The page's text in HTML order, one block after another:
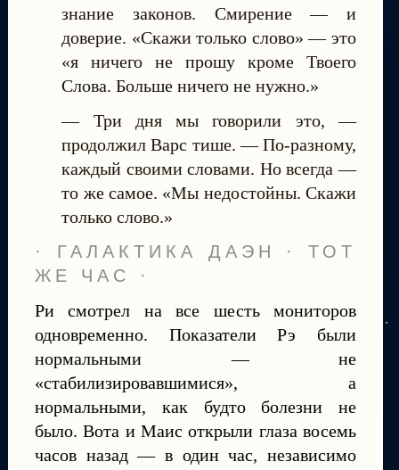
знание законов. Смирение — и
доверие. «Скажи только слово» — это
«я ничего не прошу кроме Твоего
Слова. Больше ничего не нужно.»
— Три дня мы говорили это, —
продолжил Варс тише. — По-разному,
каждый своими словами. Но всегда —
то же самое. «Мы недостойны. Скажи
только слово.»
· ГАЛАКТИКА ДАЭН · ТОТ
ЖЕ ЧАС ·
Ри смотрел на все шесть мониторов
одновременно. Показатели Рэ были
нормальными — не
«стабилизировавшимися», а
нормальными, как будто болезни не
было. Вота и Маис открыли глаза восемь
часов назад — в один час, независимо